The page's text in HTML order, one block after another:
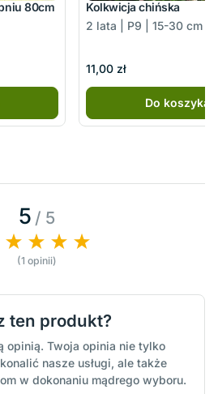
80cm
Kolkwicja chińska
2 lata | P9 | 15-30 cm
11,00 zł
Do koszyka
5 / 5
(1 opinii)
ten produkt?
opinią. Twoja opinia nie tylko
nasze usługi, ale także
w dokonaniu mądrego wyboru.